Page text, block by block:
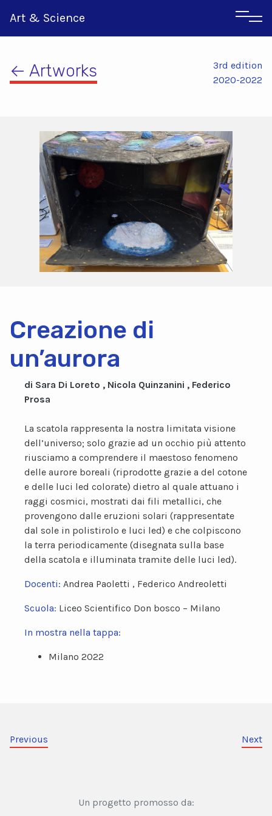
Art & Science
← Artworks
3rd edition
2020-2022
Creazione di
un’aurora
di Sara Di Loreto , Nicola Quinzanini , Federico
Prosa
La scatola rappresenta la nostra limitata visione
dell’universo; solo grazie ad un occhio più attento
riusciamo a comprendere il maestoso fenomeno
delle aurore boreali (riprodotte grazie a del cotone
e delle luci led colorate) dietro al quale attuano i
raggi cosmici, mostrati dai fili metallici, che
provengono dalle eruzioni solari (rappresentate
dal sole in polistirolo e luci led) e che colpiscono
la terra periodicamente (disegnata sulla base
della scatola e illuminata tramite delle luci led).
Docenti: Andrea Paoletti , Federico Andreoletti
Scuola: Liceo Scientifico Don bosco – Milano
In mostra nella tappa:
Milano 2022
Previous Next
Un progetto promosso da: